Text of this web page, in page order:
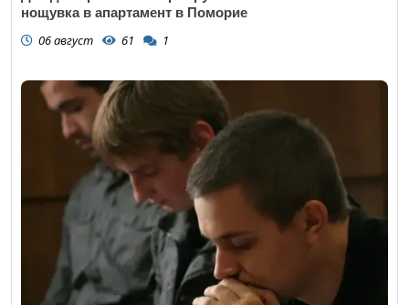
нощувка в апартамент в Поморие
06 август 61 1